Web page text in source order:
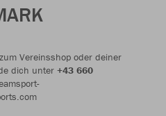
Vereinsshop oder deiner
dich unter +43 660